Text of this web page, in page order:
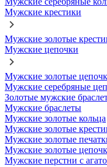
Мужские крестики
Мужские золотые
Мужские цепочки
Мужские золотые
Мужские серебряные
Золотые мужские
Мужские браслеты
Мужские золотые кольца
Мужские золотые
Мужские золотые
Мужские золотые
Мужские перстни с